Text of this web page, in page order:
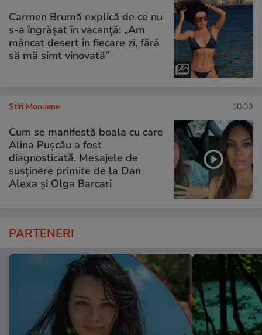
Carmen Brumă explică de ce nu
s-a îngrășat în vacanță: „Am
mâncat desert în fiecare zi, fără
să mă simt vinovată”
Stiri Mondene 10:00
Cum se manifestă boala cu care
Alina Pușcău a fost
diagnosticată. Mesajele de
susținere primite de la Dan
Alexa și Olga Barcari
PARTENERI